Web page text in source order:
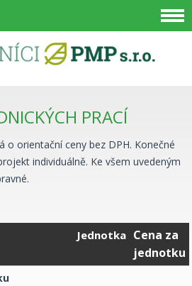
PRACÍ
o orientační ceny bez DPH. Konečné
individuálně. Ke všem uvedeným
Jednotka Cena za
jednotku